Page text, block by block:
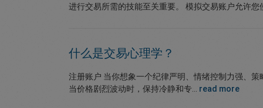
进行交易所需的技能至关重要。 模拟交易账户允许
什么是交易心理学？
注册账户 当你想象一个纪律严明、情绪控制力强、
当价格剧烈波动时，保持冷静和专... read more